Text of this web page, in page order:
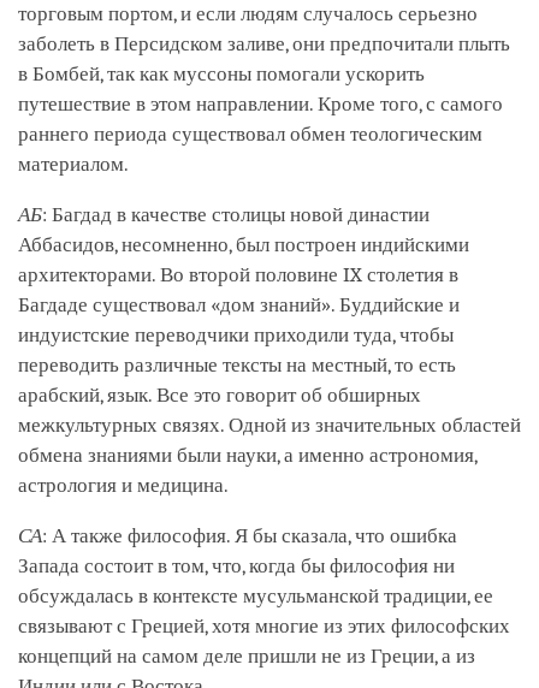
торговым портом, и если людям случалось серьезно
заболеть в Персидском заливе, они предпочитали плыть
в Бомбей, так как муссоны помогали ускорить
путешествие в этом направлении. Кроме того, с самого
раннего периода существовал обмен теологическим
материалом.
АБ: Багдад в качестве столицы новой династии
Аббасидов, несомненно, был построен индийскими
архитекторами. Во второй половине IX столетия в
Багдаде существовал «дом знаний». Буддийские и
индуистские переводчики приходили туда, чтобы
переводить различные тексты на местный, то есть
арабский, язык. Все это говорит об обширных
межкультурных связях. Одной из значительных областей
обмена знаниями были науки, а именно астрономия,
астрология и медицина.
СА: А также философия. Я бы сказала, что ошибка
Запада состоит в том, что, когда бы философия ни
обсуждалась в контексте мусульманской традиции, ее
связывают с Грецией, хотя многие из этих философских
концепций на самом деле пришли не из Греции, а из